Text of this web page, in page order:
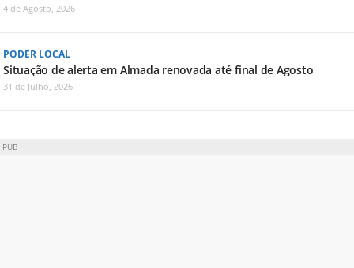
4 de Agosto, 2026
PODER LOCAL
Situação de alerta em Almada renovada até final de Agosto
31 de Julho, 2026
PUB